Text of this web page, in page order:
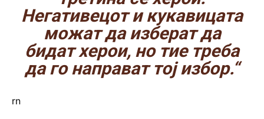
Негативецот и кукавицата
можат да изберат да
бидат херои, но тие треба
да го направат тој избор.“
rn